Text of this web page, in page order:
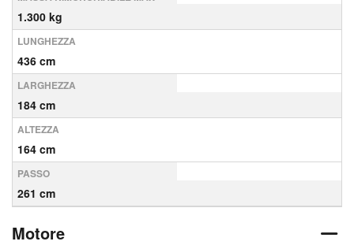
1.300 kg
LUNGHEZZA
436 cm
LARGHEZZA
184 cm
ALTEZZA
164 cm
PASSO
261 cm
Motore